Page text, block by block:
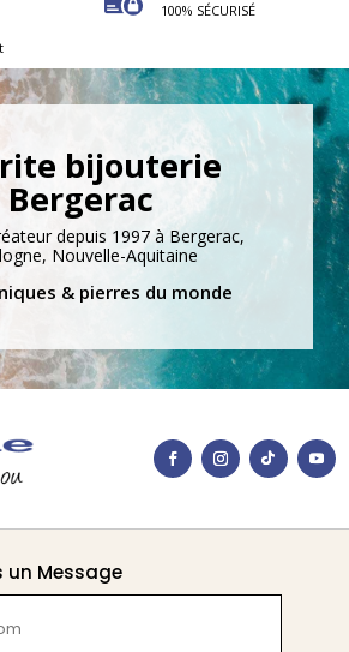
100% SÉCURISÉ
bijouterie
Bergerac
depuis 1997 à Bergerac,
Nouvelle-Aquitaine
& pierres du monde
un Message